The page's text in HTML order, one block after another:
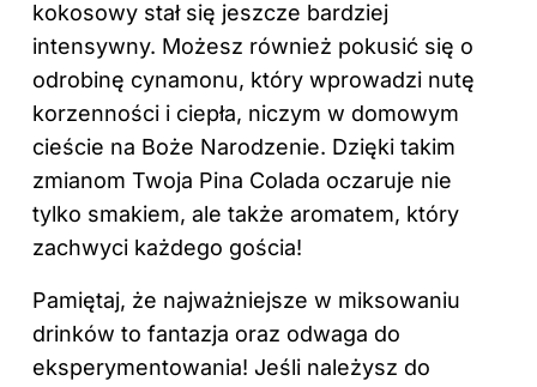
kokosowy stał się jeszcze bardziej
intensywny. Możesz również pokusić się o
odrobinę cynamonu, który wprowadzi nutę
korzenności i ciepła, niczym w domowym
cieście na Boże Narodzenie. Dzięki takim
zmianom Twoja Pina Colada oczaruje nie
tylko smakiem, ale także aromatem, który
zachwyci każdego gościa!
Pamiętaj, że najważniejsze w miksowaniu
drinków to fantazja oraz odwaga do
eksperymentowania! Jeśli należysz do